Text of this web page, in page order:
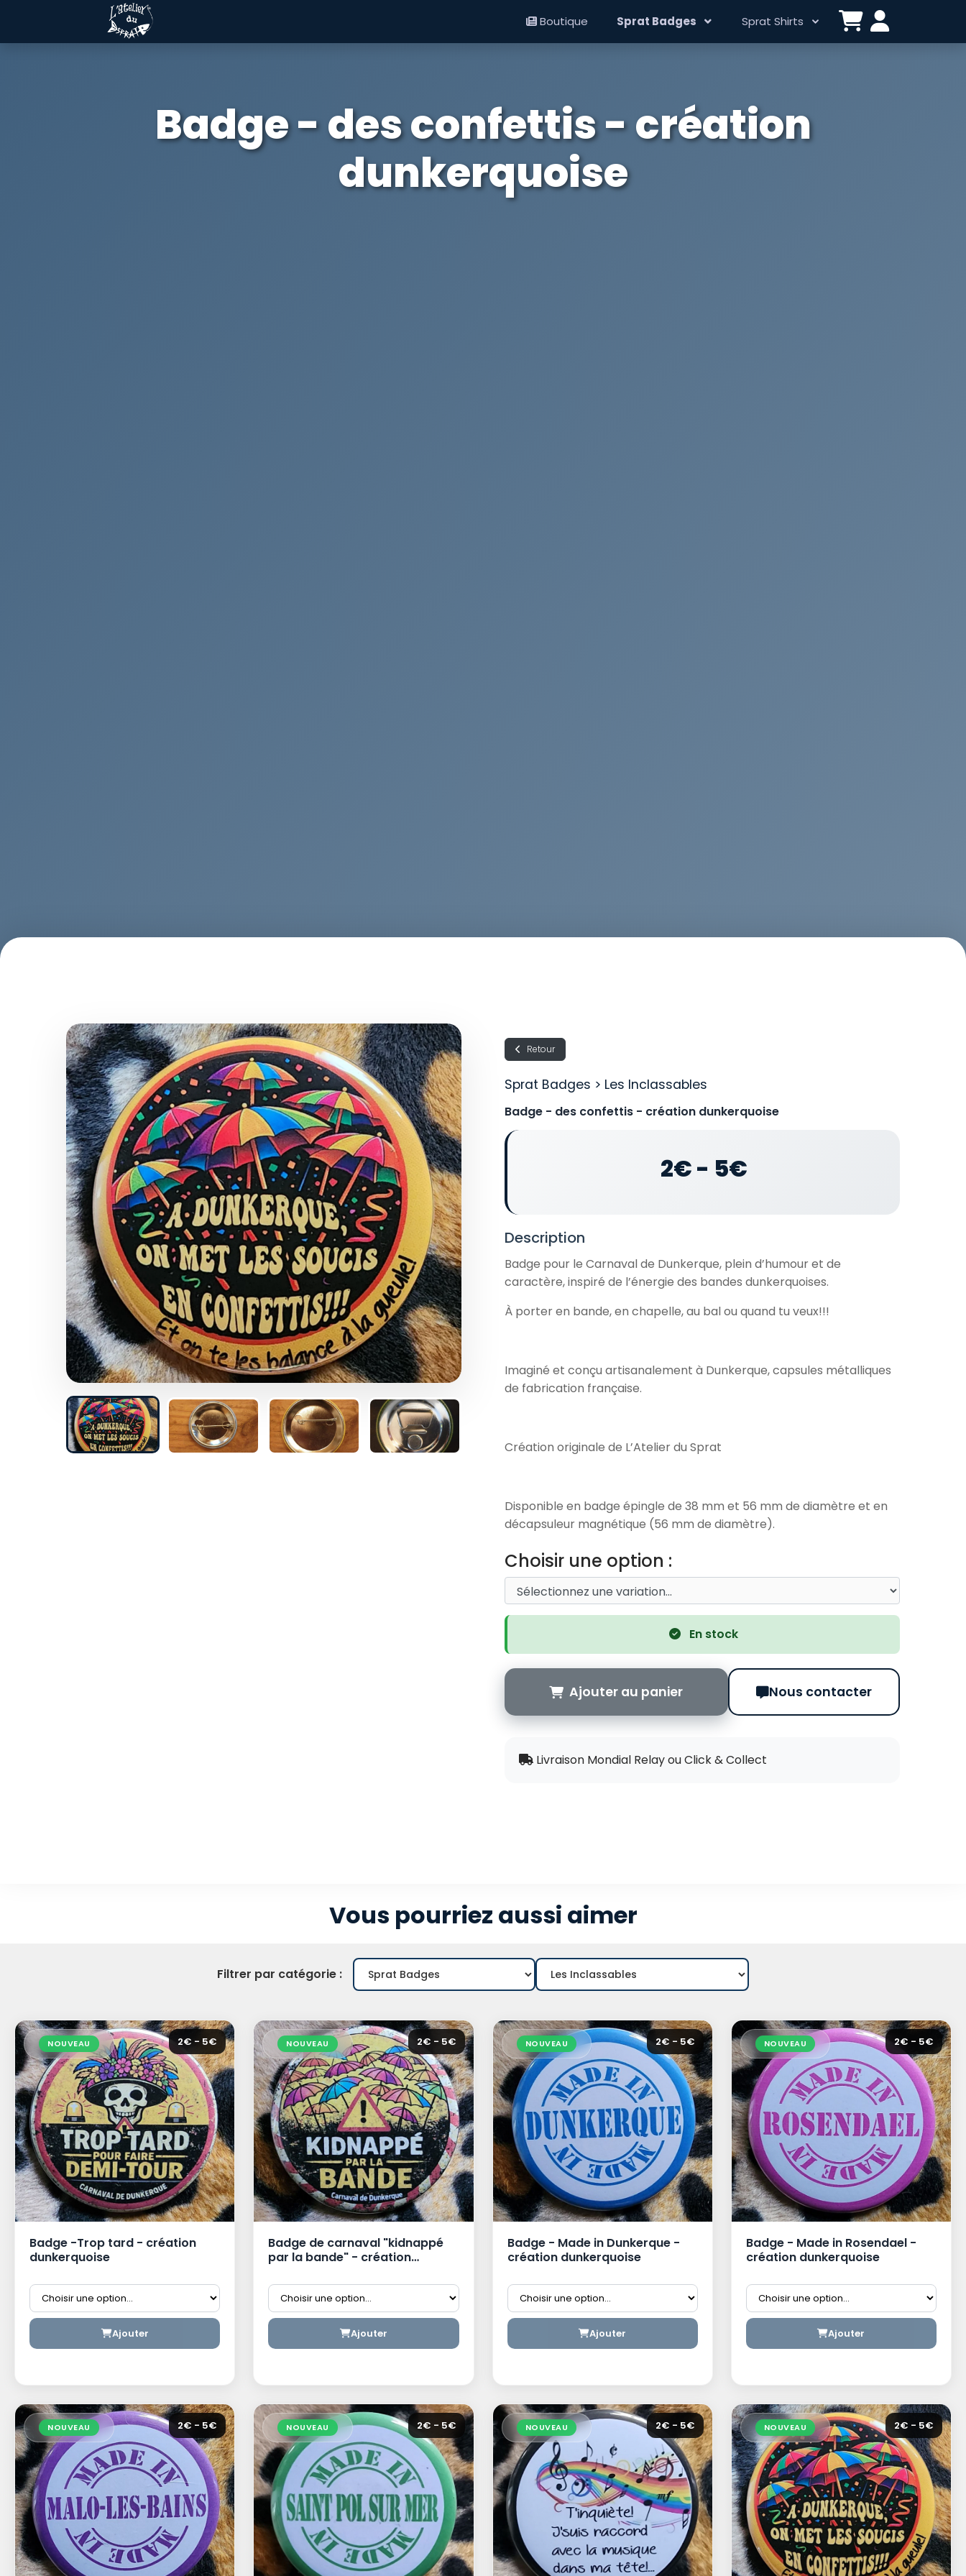
Boutique Sprat Badges Sprat Shirts
Badge - des confettis - création
dunkerquoise
Retour
Sprat Badges > Les Inclassables
Badge - des confettis - création dunkerquoise
2€ - 5€
Description
Badge pour le Carnaval de Dunkerque, plein d’humour et de
caractère, inspiré de l’énergie des bandes dunkerquoises.
À porter en bande, en chapelle, au bal ou quand tu veux!!!
Imaginé et conçu artisanalement à Dunkerque, capsules métalliques
de fabrication française.
Création originale de L’Atelier du Sprat
Disponible en badge épingle de 38 mm et 56 mm de diamètre et en
décapsuleur magnétique (56 mm de diamètre).
Choisir une option :
En stock
Ajouter au panier Nous contacter
Livraison Mondial Relay ou Click & Collect
Vous pourriez aussi aimer
Filtrer par catégorie :
NOUVEAU 2€ - 5€
Badge -Trop tard - création
dunkerquoise
Ajouter
NOUVEAU 2€ - 5€
Badge de carnaval "kidnappé
par la bande" - création
Ajouter
NOUVEAU 2€ - 5€
Badge - Made in Dunkerque -
création dunkerquoise
Ajouter
NOUVEAU 2€ - 5€
Badge - Made in Rosendael -
création dunkerquoise
Ajouter
NOUVEAU 2€ - 5€ NOUVEAU 2€ - 5€ NOUVEAU 2€ - 5€ NOUVEAU 2€ - 5€